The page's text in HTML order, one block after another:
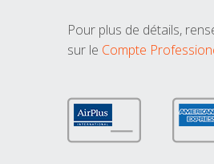
Pour plus de détails,
sur le Compte